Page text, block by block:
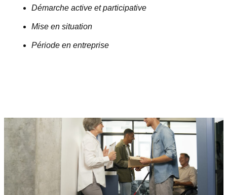
Démarche active et participative
Mise en situation
Période en entreprise